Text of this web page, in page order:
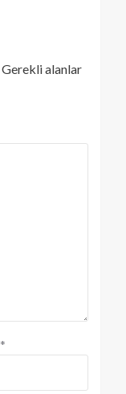
Gerekli alanlar
*